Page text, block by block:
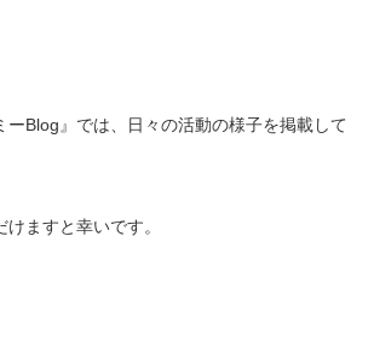
ーBlog』では、日々の活動の様子を掲載して
ますと幸いです。